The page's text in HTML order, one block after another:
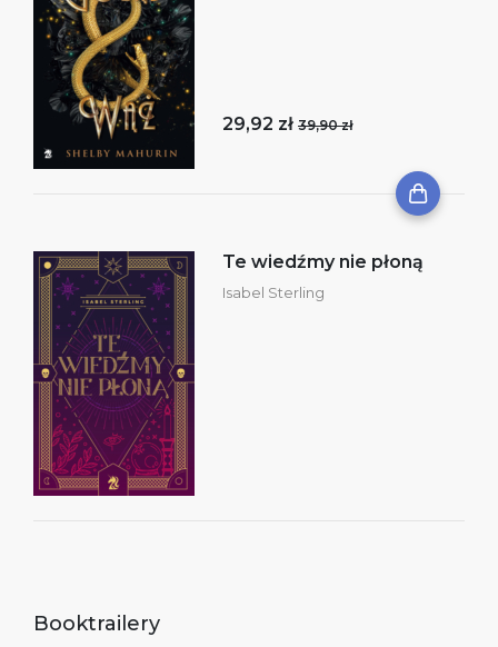
29,92 zł 39,90 zł
Te wiedźmy nie płoną
Isabel Sterling
Booktrailery